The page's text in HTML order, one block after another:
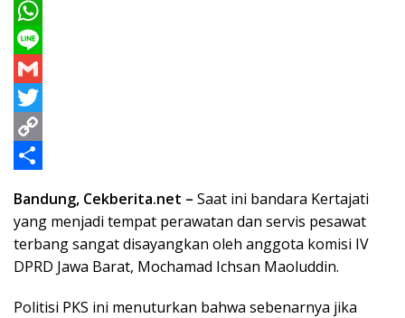
a
c
e
b
o
o
M
e
s
s
e
n
r
W
h
a
t
s
p
L
n
e
G
m
a
T
w
t
e
r
C
y
L
i
a
r
e
Bandung, Cekberita.net – Saat ini bandara Kertajati
yang menjadi tempat perawatan dan servis pesawat
terbang sangat disayangkan oleh anggota komisi IV
DPRD Jawa Barat, Mochamad Ichsan Maoluddin.
Politisi PKS ini menuturkan bahwa sebenarnya jika